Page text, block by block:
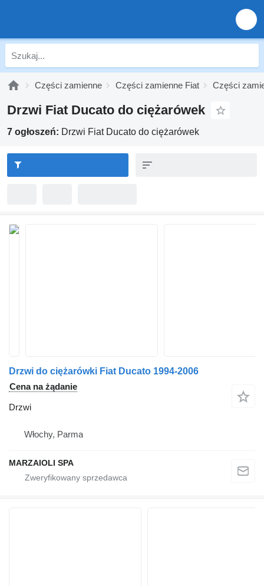
Części zamienne Części zamienne Fiat Części
Drzwi Fiat Ducato do ciężarówek
7 ogłoszeń: Drzwi Fiat Ducato do ciężarówek
Drzwi do ciężarówki Fiat Ducato 1994-2006
Cena na żądanie
Drzwi
Włochy, Parma
MARZAIOLI SPA